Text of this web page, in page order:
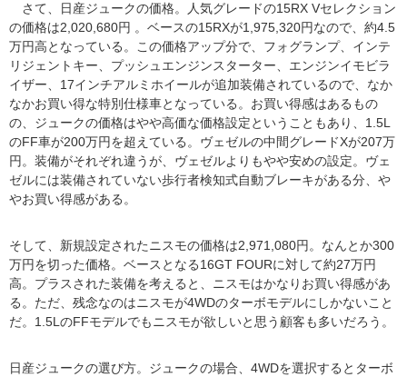
さて、日産ジュークの価格。人気グレードの15RX Vセレクション
の価格は2,020,680円 。ベースの15RXが1,975,320円なので、約4.5
万円高となっている。この価格アップ分で、フォグランプ、インテ
リジェントキー、プッシュエンジンスターター、エンジンイモビラ
イザー、17インチアルミホイールが追加装備されているので、なか
なかお買い得な特別仕様車となっている。お買い得感はあるもの
の、ジュークの価格はやや高価な価格設定ということもあり、1.5L
のFF車が200万円を超えている。ヴェゼルの中間グレードXが207万
円。装備がそれぞれ違うが、ヴェゼルよりもやや安めの設定。ヴェ
ゼルには装備されていない歩行者検知式自動ブレーキがある分、や
やお買い得感がある。
そして、新規設定されたニスモの価格は2,971,080円。なんとか300
万円を切った価格。ベースとなる16GT FOURに対して約27万円
高。プラスされた装備を考えると、ニスモはかなりお買い得感があ
る。ただ、残念なのはニスモが4WDのターボモデルにしかないこと
だ。1.5LのFFモデルでもニスモが欲しいと思う顧客も多いだろう。
日産ジュークの選び方。ジュークの場合、4WDを選択するとターボ